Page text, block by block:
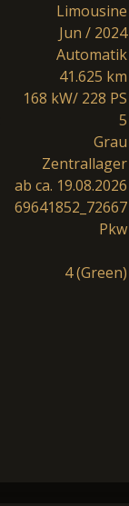
Limousine
Jun / 2024
Automatik
41.625 km
168 kW/ 228 PS
5
Grau
Zentrallager
ab ca. 19.08.2026
69641852_72667
Pkw
4 (Green)